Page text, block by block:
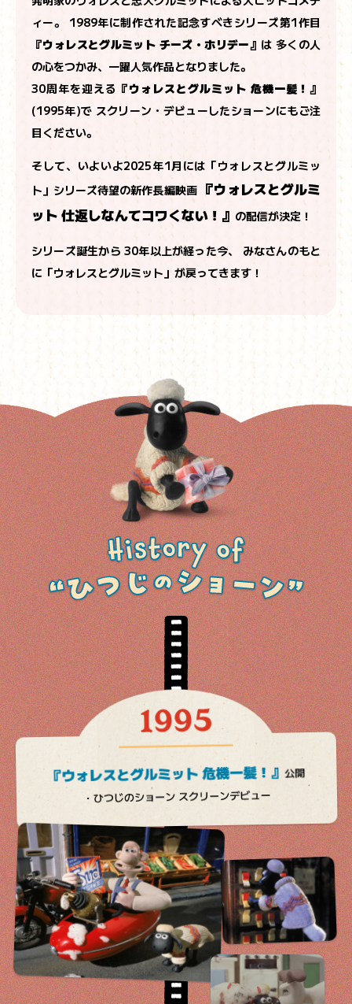
ィー。
1989年に制作された記念すべきシリーズ第1作目
『ウォレスとグルミット チーズ・ホリデー』 は 多くの人
の心をつかみ、一躍人気作品となりました。
30周年を迎える 『ウォレスとグルミット 危機一髪！』
(1995年)で スクリーン・デビューしたショーンにもご注
目ください。
そして、いよいよ2025年1月には「ウォレスとグルミッ
ト」シリーズ待望の新作長編映画 『ウォレスとグルミ
ット 仕返しなんてコワくない！』 の配信が決定！
シリーズ誕生から 30年以上が経った今、
みなさんのもと
に「ウォレスとグルミット」が戻ってきます！